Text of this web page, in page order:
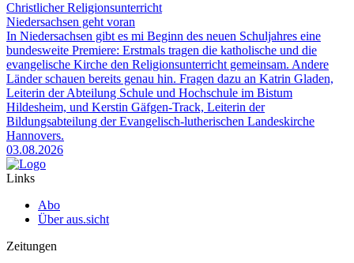
Christlicher Religionsunterricht
Niedersachsen geht voran
In Niedersachsen gibt es mi Beginn des neuen Schuljahres eine
bundesweite Premiere: Erstmals tragen die katholische und die
evangelische Kirche den Religionsunterricht gemeinsam. Andere
Länder schauen bereits genau hin. Fragen dazu an Katrin Gladen,
Leiterin der Abteilung Schule und Hochschule im Bistum
Hildesheim, und Kerstin Gäfgen-Track, Leiterin der
Bildungsabteilung der Evangelisch-lutherischen Landeskirche
Hannovers.
03.08.2026
Links
Abo
Über aus.sicht
Zeitungen